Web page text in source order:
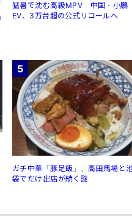
猛暑で沈む高級MPV 中国・小鵬
EV、3万台超の公式リコールへ
5
ガチ中華「豚足飯」、高田馬場と
袋でだけ出店が続く謎